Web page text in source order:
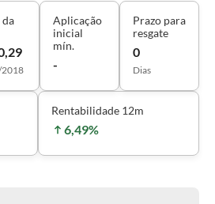
Aplicação
inicial
mín.
-
Prazo para
resgate
0
Dias
Rentabilidade 12m
6,49%